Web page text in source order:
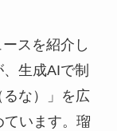
スを紹介し
生成AIで制
な）」を広
います。瑠